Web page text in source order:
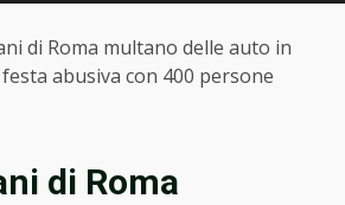
di Roma multano delle auto in
abusiva con 400 persone
di Roma